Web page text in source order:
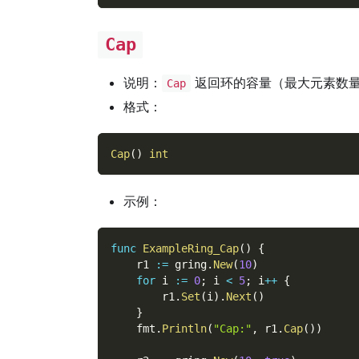
Cap
说明： Cap
返回环的容量（最大元素数
格式：
Cap( ) int
示例：
func ExampleRing_Cap( )
{
    r1
:= gring. New(10)
for i := 0; i < 5; i++ {
        r1
. Set (i ) . Next ( )
}
    fmt
. Println( "Cap:" , r1 . Cap( ) )